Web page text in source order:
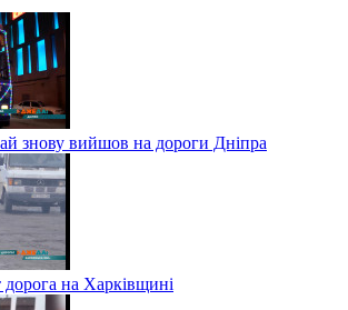
знову вийшов на дороги Дніпра
на Харківщині